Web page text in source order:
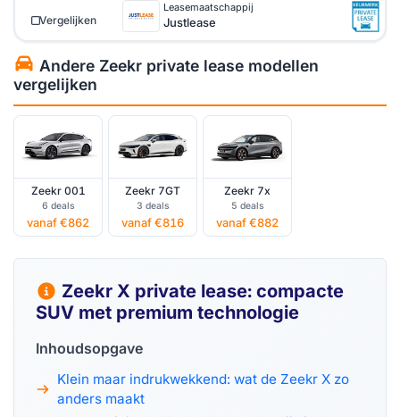
Leasemaatschappij
Justlease
Vergelijken
Andere Zeekr private lease modellen
vergelijken
Zeekr 001
6 deals
vanaf €862
Zeekr 7GT
3 deals
vanaf €816
Zeekr 7x
5 deals
vanaf €882
Zeekr X private lease: compacte
SUV met premium technologie
Inhoudsopgave
Klein maar indrukwekkend: wat de Zeekr X zo
anders maakt